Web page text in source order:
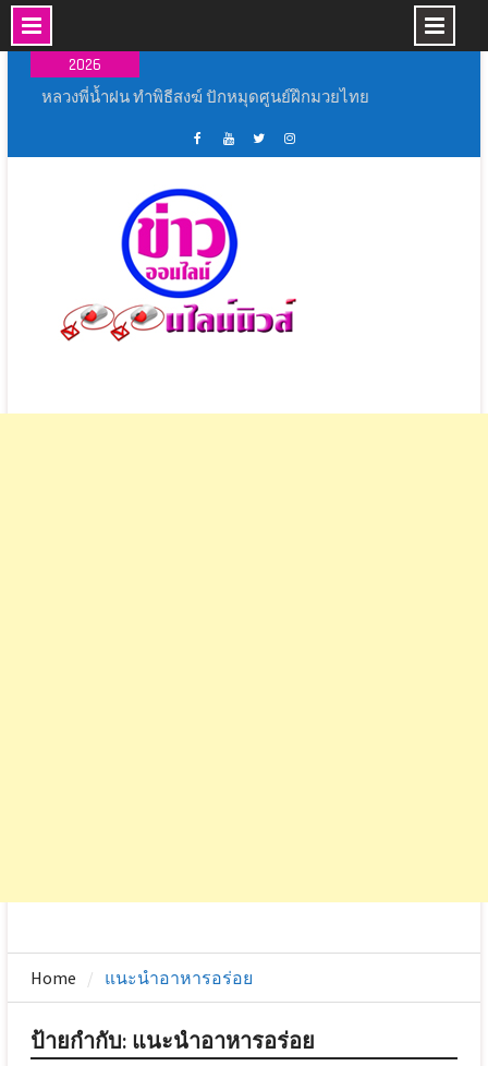
Skip
content
2026
หลวงพี่น้ำฝน ทำพิธีสงฆ์ ปักหมุดศูนย์ฝึกมวยไทย
พิธีเปิดงาน ” ร้อยรัก รวมใจ สตรีไทยบางปลาม้า ”
สุพรรณบุรี ผนึกกำลังทุกภาคส่วนฝึกทักษะและเพิ่ม
ศักยภาพ ชุด ชรบ.ในการดูแลประชาชน
สุพรรณบุรี จัดยิ่งใหญ่ พิธีเปิดการแข่งขันกีฬา
ภายใน “อู่ทอง เกมส์ 69”
สุพรรณบุรี สโมสรไลออนส์ด่านช้าง ร่วมกับ กิ่ง
กาชาดอำเภอด่านช้าง จัดงานวันแม่ด่านช้าง
ระหว่าง วัน ที่ 6-12 สิงหาคม 2569
บุ้ค
ศูนย์
ข่าว
ออนไลน์
นิ
วส์
ทู้
ปอ
อน
ไลน์
นิ
Home แนะนำอาหารอร่อย
ป้ายกำกับ: แนะนำอาหารอร่อย